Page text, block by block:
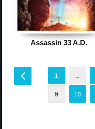
Assassin 33 A.D.
1 ...
9 10